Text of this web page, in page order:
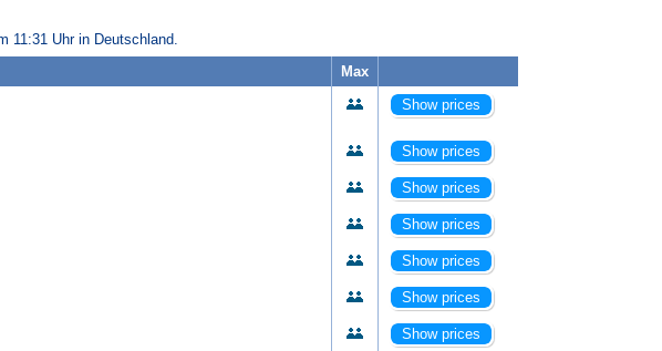
11:31 Uhr in Deutschland.
Max
Show prices
Show prices
Show prices
Show prices
Show prices
Show prices
Show prices